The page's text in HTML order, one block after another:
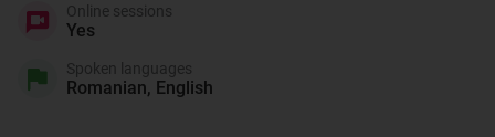
Yes
Online sessions
Romanian, English
Spoken languages